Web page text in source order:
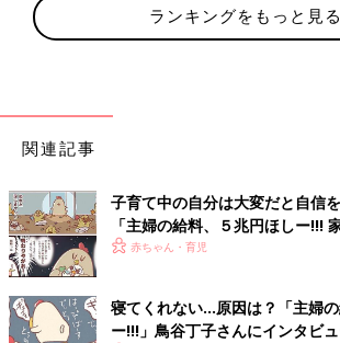
ランキングをもっと見る
関連記事
子育て中の自分は大変だと自信
「主婦の給料、５兆円ほしー!!!
ワーアップ編」の著者・鳥谷丁子
赤ちゃん・育児
寝てくれない…原因は？「主婦
ー!!!」鳥谷丁子さんにインタビュ